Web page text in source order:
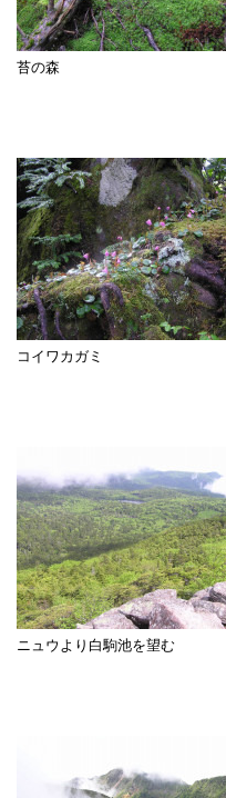
苔の森
コイワカガミ
ニュウより白駒池を望む